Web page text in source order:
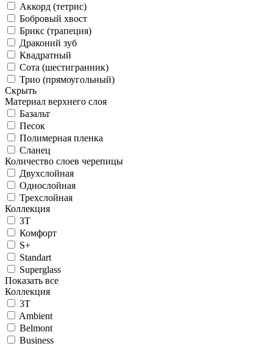
Аккорд (тетрис)
Бобровый хвост
Брикс (трапеция)
Драконий зуб
Квадратный
Сота (шестигранник)
Трио (прямоугольный)
Скрыть
Материал верхнего слоя
Базальт
Песок
Полимерная пленка
Сланец
Количество слоев черепицы
Двухслойная
Однослойная
Трехслойная
Коллекция
3T
Комфорт
S+
Standart
Superglass
Показать все
Коллекция
3T
Ambient
Belmont
Business